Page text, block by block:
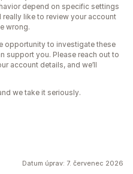
depend on specific settings
really like to review your account
wrong.
opportunity to investigate these
support you. Please reach out to
account details, and we’ll
we take it seriously.
Datum úprav: 7. červenec 2026